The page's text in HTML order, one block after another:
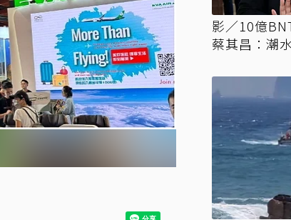
影／10億
蔡其昌：潮